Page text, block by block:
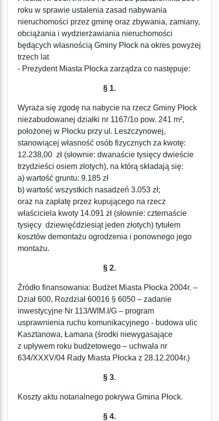
roku w sprawie ustalenia zasad nabywania
nieruchomości przez gminę oraz zbywania, zamiany,
obciążania i wydzierżawiania nieruchomości
będących własnością Gminy Płock na okres powyżej
trzech lat
- Prezydent Miasta Płocka zarządza co następuje:
§ 1.
Wyraża się zgodę na nabycie na rzecz Gminy Płock
niezabudowanej działki nr 1167/1o pow. 241 m²,
położonej w Płocku przy ul. Leszczynowej,
stanowiącej własność osób fizycznych za kwotę:
12.238,00 zł (słownie: dwanaście tysięcy dwieście
trzydzieści osiem złotych), na którą składają się:
a) wartość gruntu: 9.185 zł
b) wartość wszystkich nasadzeń 3.053 zł;
oraz na zapłatę przez kupującego na rzecz
właściciela kwoty 14.091 zł (słownie: czternaście
tysięcy dziewięćdziesiąt jeden złotych) tytułem
kosztów demontażu ogrodzenia i ponownego jego
montażu.
§ 2.
Źródło finansowania: Budżet Miasta Płocka 2004r. –
Dział 600, Rozdział 60016 § 6050 – zadanie
inwestycyjne Nr 113/WIM.I/G – program
usprawnienia ruchu komunikacyjnego - budowa ulic
Kasztanowa, Łamana (środki niewygasające
z upływem roku budżetowego – uchwała nr
634/XXXV/04 Rady Miasta Płocka z 28.12.2004r.)
§ 3.
Koszty aktu notarialnego pokrywa Gmina Płock.
§ 4.